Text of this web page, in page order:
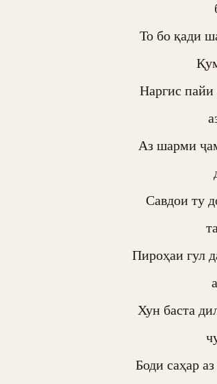
То бо қади
Наргис пайи
Аз шарми
Савдои ту
Пироҳаи гул
Хун баста
Боди саҳар